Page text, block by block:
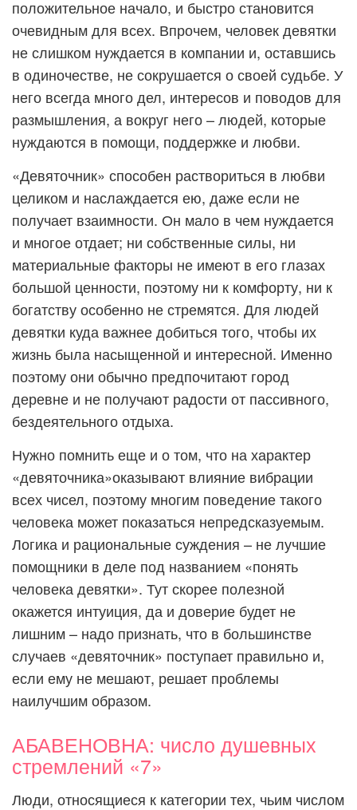
положительное начало, и быстро становится
очевидным для всех. Впрочем, человек девятки
не слишком нуждается в компании и, оставшись
в одиночестве, не сокрушается о своей судьбе. У
него всегда много дел, интересов и поводов для
размышления, а вокруг него – людей, которые
нуждаются в помощи, поддержке и любви.
«Девяточник» способен раствориться в любви
целиком и наслаждается ею, даже если не
получает взаимности. Он мало в чем нуждается
и многое отдает; ни собственные силы, ни
материальные факторы не имеют в его глазах
большой ценности, поэтому ни к комфорту, ни к
богатству особенно не стремятся. Для людей
девятки куда важнее добиться того, чтобы их
жизнь была насыщенной и интересной. Именно
поэтому они обычно предпочитают город
деревне и не получают радости от пассивного,
бездеятельного отдыха.
Нужно помнить еще и о том, что на характер
«девяточника»оказывают влияние вибрации
всех чисел, поэтому многим поведение такого
человека может показаться непредсказуемым.
Логика и рациональные суждения – не лучшие
помощники в деле под названием «понять
человека девятки». Тут скорее полезной
окажется интуиция, да и доверие будет не
лишним – надо признать, что в большинстве
случаев «девяточник» поступает правильно и,
если ему не мешают, решает проблемы
наилучшим образом.
АБАВЕНОВНА: число душевных
стремлений «7»
Люди, относящиеся к категории тех, чьим числом